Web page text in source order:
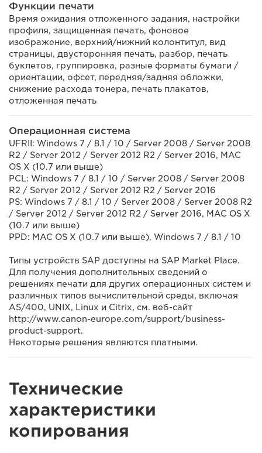
Функции печати
Время ожидания отложенного задания, настройки
профиля, защищенная печать, фоновое
изображение, верхний/нижний колонтитул, вид
страницы, двусторонняя печать, разбор, печать
буклетов, группировка, разные форматы бумаги /
ориентации, офсет, передняя/задняя обложки,
снижение расхода тонера, печать плакатов,
отложенная печать
Операционная система
UFRII: Windows 7 / 8.1 / 10 / Server 2008 / Server 2008
R2 / Server 2012 / Server 2012 R2 / Server 2016, MAC
OS X (10.7 или выше)
PCL: Windows 7 / 8.1 / 10 / Server 2008 / Server 2008
R2 / Server 2012 / Server 2012 R2 / Server 2016
PS: Windows 7 / 8.1 / 10 / Server 2008 / Server 2008 R2
/ Server 2012 / Server 2012 R2 / Server 2016, MAC OS X
(10.7 или выше)
PPD: MAC OS X (10.7 или выше), Windows 7 / 8.1 / 10
Типы устройств SAP доступны на SAP Market Place.
Для получения дополнительных сведений о
решениях печати для других операционных систем и
различных типов вычислительной среды, включая
AS/400, UNIX, Linux и Citrix, см. веб-сайт
http://www.canon-europe.com/support/business-
product-support.
Некоторые решения являются платными.
Технические
характеристики
копирования